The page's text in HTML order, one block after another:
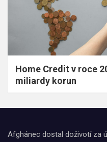
Home Credit v roce
miliardy korun
Afghánec dostal doživotí za